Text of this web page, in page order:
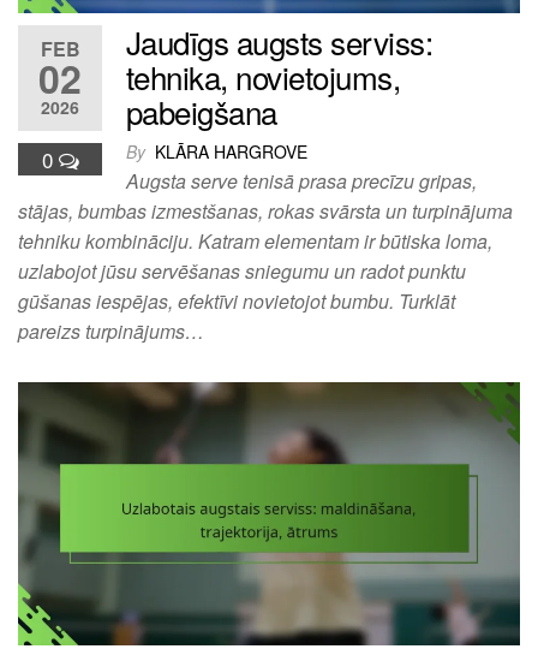
FEB
02
2026
0
Jaudīgs augsts serviss:
tehnika, novietojums,
pabeigšana
By KLĀRA HARGROVE
Augsta serve tenisā prasa precīzu gripas,
stājas, bumbas izmestšanas, rokas svārsta un turpinājuma
tehniku kombināciju. Katram elementam ir būtiska loma,
uzlabojot jūsu servēšanas sniegumu un radot punktu
gūšanas iespējas, efektīvi novietojot bumbu. Turklāt
pareizs turpinājums…